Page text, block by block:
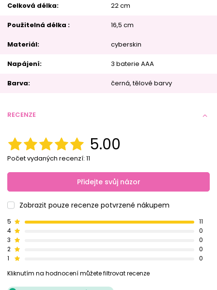
Celková délka 22 cm
Použitelná délka 16,5 cm
Materiál cyberskin
Napájení 3 baterie AAA
Barva černá tělové barvy
RECENZE
5.00
Počet vydaných recenzí: 11
Přidejte svůj názor
Zobrazit pouze recenze potvrzené nákupem
5
11
4
0
3
0
2
0
1
0
Kliknutím na hodnocení můžete filtrovat recenze